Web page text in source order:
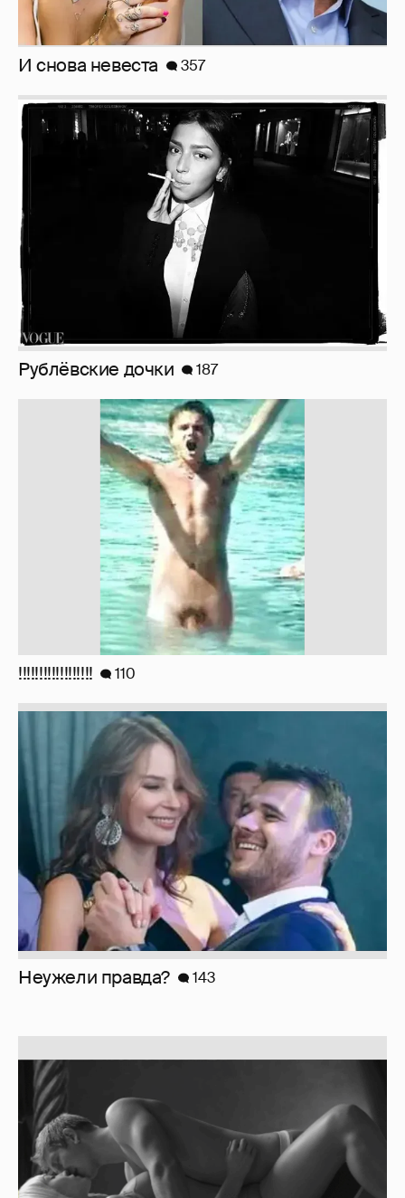
И снова невеста 357
Рублёвские дочки 187
!!!!!!!!!!!!!!!!!! 110
Неужели правда? 143